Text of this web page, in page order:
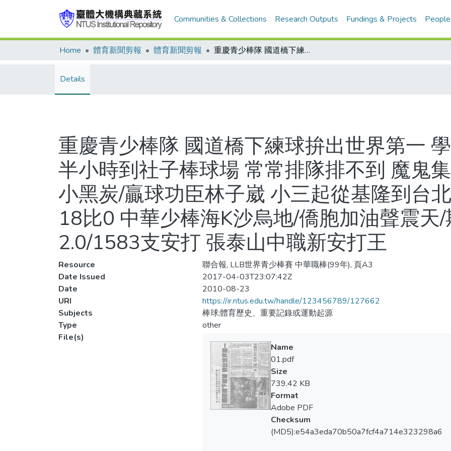
Communities & Collections Research Outputs Fundings & Projects People
Home 體育新聞剪報 體育新聞剪報 重慶青少棒隊 國道橋下練球拚出世界第一 學校沒有棒球場 跑步半小時到社子棒球場 常常排隊排不到 魔鬼集訓一個月個個曬成小黑炭/贏球功臣林子崴 小三起從基隆到台北練球/威廉波特首戰18比0 中華少棒海K沙烏地/僑胞加油聲震天/期待三冠王2.0/1583支安打 張泰山中職新安打王
Details
重慶青少棒隊 國道橋下練球拚出世界第一
半小時到社子棒球場 常常排隊排不到 魔鬼
小黑炭/贏球功臣林子崴 小三起從基隆到台
18比0 中華少棒海K沙烏地/僑胞加油聲震天
2.0/1583支安打 張泰山中職新安打王
Resource
聯合報, LLB世界青少棒賽 中華職棒(99年), 頁A3
Date Issued
2017-04-03T23:07:42Z
Date
2010-08-23
URI
https://ir.ntus.edu.tw/handle/123456789/127662
Subjects
棒球;體育歷史、重要記錄或運動起源
Type
other
File(s)
Name
01.pdf
Size
739.42 KB
Format
Adobe PDF
Checksum
(MD5):e54a3eda70b50a7fcf4a714e323298a6